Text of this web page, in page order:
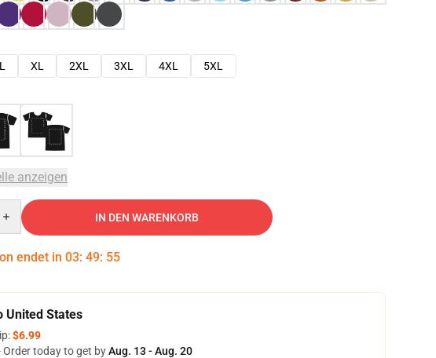
L XL 2XL 3XL 4XL
5XL
anzeigen
IN DEN WARENKORB
endet in 03: 49: 54
United States
$6.99
Order today to get byAug. 13 - Aug. 20